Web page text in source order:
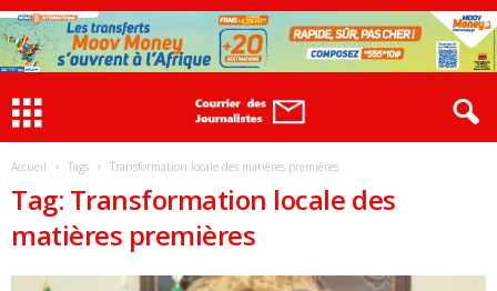
Accueil Tags Transformation locale des matières premières
Tag: Transformation locale des
matières premières